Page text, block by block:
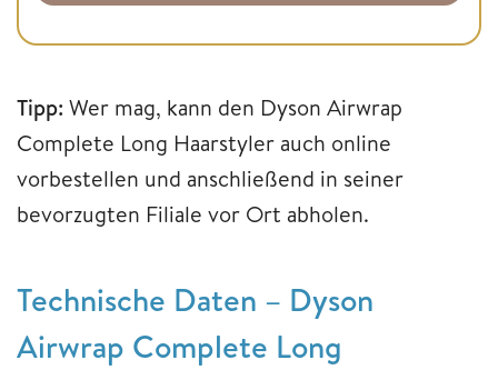
Tipp: Wer mag, kann den Dyson Airwrap
Complete Long Haarstyler auch online
vorbestellen und anschließend in seiner
bevorzugten Filiale vor Ort abholen.
Technische Daten – Dyson
Airwrap Complete Long